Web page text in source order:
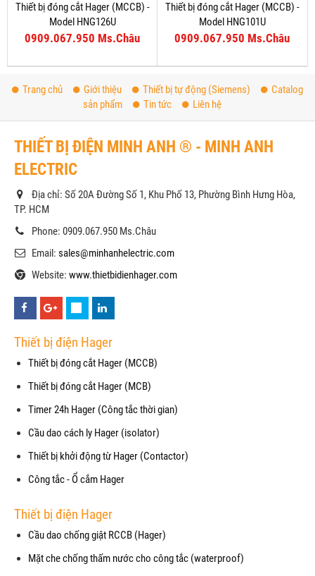
Thiết bị đóng cắt Hager (MCCB) -
Model HNG126U
0909.067.950 Ms.Châu
Thiết bị đóng cắt Hager (MCCB) -
Model HNG101U
0909.067.950 Ms.Châu
Trang chủ Giới thiệu Thiết bị tự động (Siemens)
Catalog
sản phẩm
Tin tức Liên hệ
THIẾT BỊ ĐIỆN MINH ANH ® - MINH ANH
ELECTRIC
Địa chỉ: Số 20A Đường Số 1, Khu Phố 13, Phường Bình Hưng Hòa,
TP. HCM
Phone: 0909.067.950 Ms.Châu
Email: sales@minhanhelectric.com
Website: www.thietbidienhager.com
Thiết bị điện Hager
Thiết bị đóng cắt Hager (MCCB)
Thiết bị đóng cắt Hager (MCB)
Timer 24h Hager (Công tắc thời gian)
Cầu dao cách ly Hager (isolator)
Thiết bị khởi động từ Hager (Contactor)
Công tắc - Ổ cắm Hager
Thiết bị điện Hager
Cầu dao chống giật RCCB (Hager)
Mặt che chống thấm nước cho công tắc (waterproof)